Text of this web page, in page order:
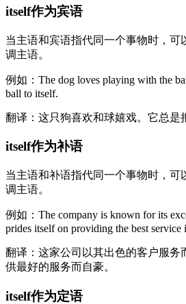
itself作为宾语
当主语和宾语指代同一个事物时，可
调主语。
例如：The dog loves playing with the
ball to itself.
翻译：这只狗喜欢和球嬉戏。它总是
itself作为补语
当主语和补语指代同一个事物时，可
调主语。
例如：The company is known for its
prides itself on providing the best service
翻译：这家公司以其出色的客户服务
供最好的服务而自豪。
itself作为定语